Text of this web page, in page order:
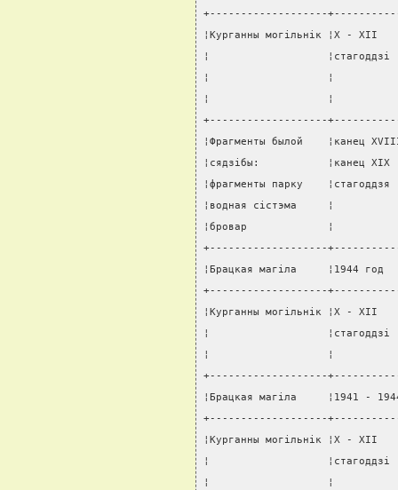
+-------------------
¦Курганны могiльнiк ¦X -
¦                   ¦стагоддзi
¦                   ¦
¦                   ¦
+-------------------
¦Фрагменты былой
¦сядзiбы:
¦фрагменты парку
¦водная сiстэма     ¦
¦бровар             ¦
+-------------------
¦Брацкая магiла     ¦1944
+-------------------
¦Курганны могiльнiк ¦X -
¦                   ¦стагоддзi
¦                   ¦
+-------------------
¦Брацкая магiла     ¦1941 -
+-------------------
¦Курганны могiльнiк ¦X -
¦                   ¦стагоддзi
¦                   ¦